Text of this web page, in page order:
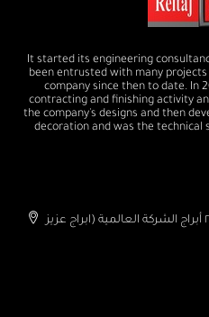
It started its engineering
been entrusted with many
company since then to date. In
contracting and finishing activity
the company's designs and then
decoration and was the technical